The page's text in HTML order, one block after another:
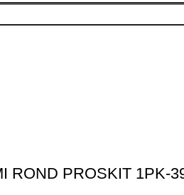
1PK-